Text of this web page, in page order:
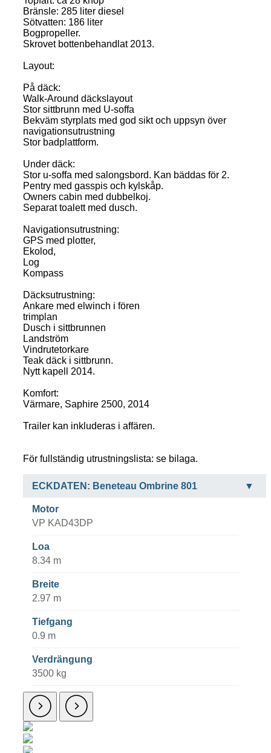
Bränsle: 285 liter diesel
Sötvatten: 186 liter
Bogpropeller.
Skrovet bottenbehandlat 2013.
Layout:
På däck:
Walk-Around däckslayout
Stor sittbrunn med U-soffa
Bekväm styrplats med god sikt och uppsyn över
navigationsutrustning
Stor badplattform.
Under däck:
Stor u-soffa med salongsbord. Kan bäddas för 2.
Pentry med gasspis och kylskåp.
Owners cabin med dubbelkoj.
Separat toalett med dusch.
Navigationsutrustning:
GPS med plotter,
Ekolod,
Log
Kompass
Däcksutrustning:
Ankare med elwinch i fören
trimplan
Dusch i sittbrunnen
Landström
Vindrutetorkare
Teak däck i sittbrunn.
Nytt kapell 2014.
Komfort:
Värmare, Saphire 2500, 2014
Trailer kan inkluderas i affären.
För fullständig utrustningslista: se bilaga.
ECKDATEN: Beneteau Ombrine 801
Motor
VP KAD43DP
Loa
8.34 m
Breite
2.97 m
Tiefgang
0.9 m
Verdrängung
3500 kg